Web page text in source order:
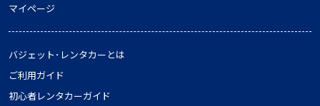
マイページ
バジェット･レンタカーとは
ご利用ガイド
初心者レンタカーガイド